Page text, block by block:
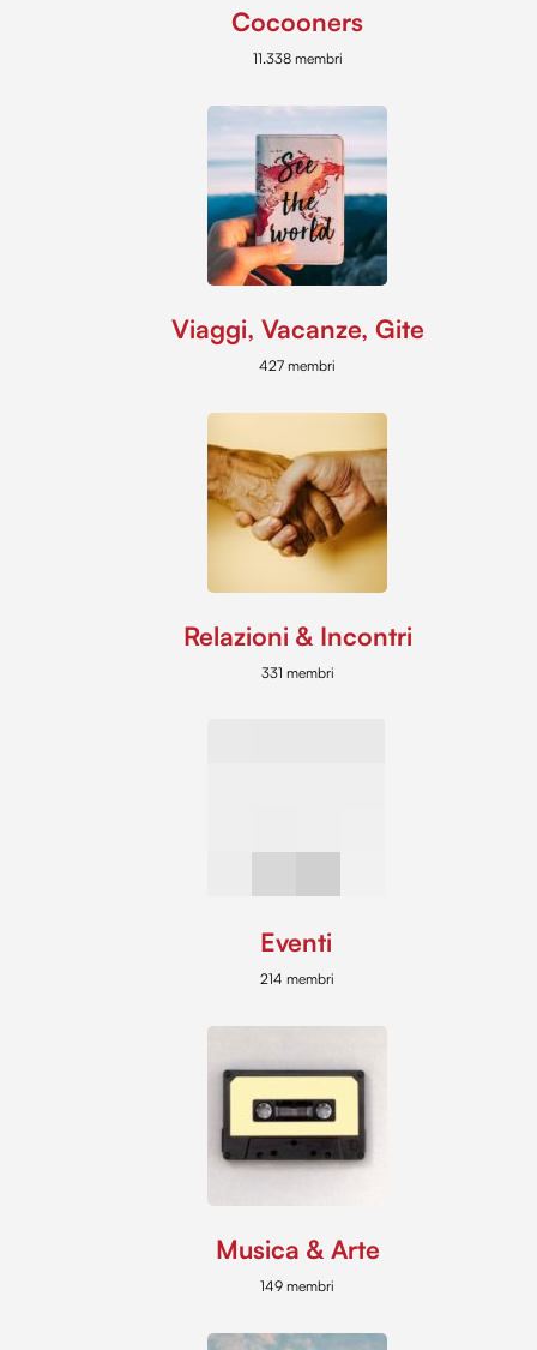
Cocooners
11.338 membri
Viaggi, Vacanze, Gite
427 membri
Relazioni & Incontri
331 membri
Eventi
214 membri
Musica & Arte
149 membri